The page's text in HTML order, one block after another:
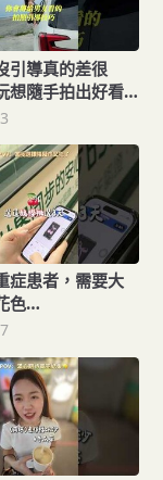
引導真的差很
想隨手拍出好看
把這支影片傳給
症患者，需要大
色
casetify